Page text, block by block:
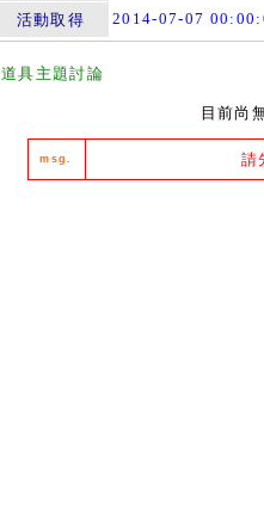
活動取得
2014-07-07
道具主題討論
目前尚
msg. 請